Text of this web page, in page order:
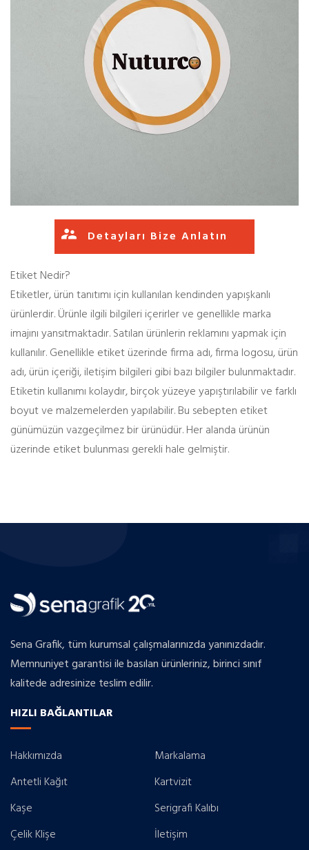
Detayları Bize Anlatın
Etiket Nedir?
Etiketler, ürün tanıtımı için kullanılan kendinden yapışkanlı
ürünlerdir. Ürünle ilgili bilgileri içerirler ve genellikle marka
imajını yansıtmaktadır. Satılan ürünlerin reklamını yapmak için
kullanılır. Genellikle etiket üzerinde firma adı, firma logosu, ürün
adı, ürün içeriği, iletişim bilgileri gibi bazı bilgiler bulunmaktadır.
Etiketin kullanımı kolaydır, birçok yüzeye yapıştırılabilir ve farklı
boyut ve malzemelerden yapılabilir. Bu sebepten etiket
günümüzün vazgeçilmez bir ürünüdür. Her alanda ürünün
üzerinde etiket bulunması gerekli hale gelmiştir.
Sena Grafik, tüm kurumsal çalışmalarınızda yanınızdadır.
Memnuniyet garantisi ile basılan ürünleriniz, birinci sınıf
kalitede adresinize teslim edilir.
HIZLI BAĞLANTILAR
Hakkımızda
Markalama
Antetli Kağıt
Kartvizit
Kaşe
Serigrafi Kalıbı
Çelik Klişe
İletişim